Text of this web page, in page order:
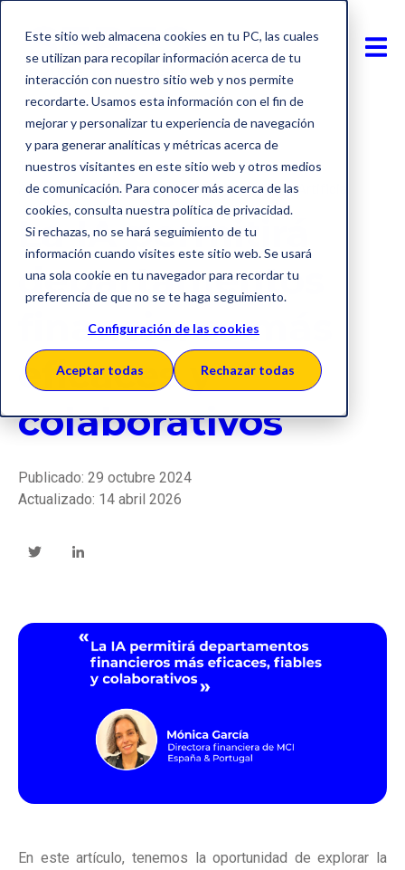
Este sitio web almacena cookies en tu PC, las cuales
se utilizan para recopilar información acerca de tu
interacción con nuestro sitio web y nos permite
recordarte. Usamos esta información con el fin de
mejorar y personalizar tu experiencia de navegación
y para generar analíticas y métricas acerca de
nuestros visitantes en este sitio web y otros medios
de comunicación. Para conocer más acerca de las
cookies, consulta nuestra política de privacidad.
Si rechazas, no se hará seguimiento de tu
información cuando visites este sitio web. Se usará
una sola cookie en tu navegador para recordar tu
preferencia de que no se te haga seguimiento.
Configuración de las cookies
Aceptar todas Rechazar todas
Transformación digital
Automatización de procesos
Inteligencia Artificial
La IA permitirá
departamentos
financieros más
eficaces y
colaborativos
Publicado: 29 octubre 2024
Actualizado: 14 abril 2026
En este artículo, tenemos la oportunidad de explorar la